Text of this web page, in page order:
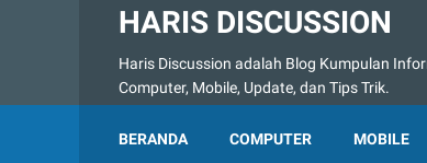
HARIS DISCUSSION
Haris Discussion adalah Blog Kumpulan
Computer, Mobile, Update, dan Tips Trik.
BERANDA COMPUTER MOBILE